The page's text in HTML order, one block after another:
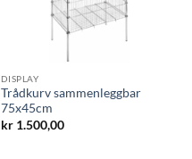
DISPLAY
Trådkurv sammenleggbar
75x45cm
kr1.500,00